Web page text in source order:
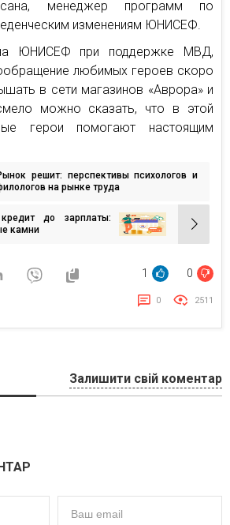
менеджер программ по
изменениям ЮНИСЕФ.
ЮНИСЕФ при поддержке МВД,
любимых героев скоро
в сети магазинов «Аврора» и
можно сказать, что в этой
герои помогают настоящим
решит: перспективы психологов и
на рынке труда
до зарплаты:
камни
1 0
0 2511
Залишити свій коментар